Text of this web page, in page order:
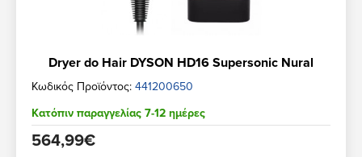
Dryer do Hair DYSON HD16 Supersonic Nural
Κωδικός Προϊόντος: 441200650
Κατόπιν παραγγελίας 7-12 ημέρες
564,99€